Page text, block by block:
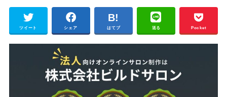
ツイート シェア はてブ 送る Pocket